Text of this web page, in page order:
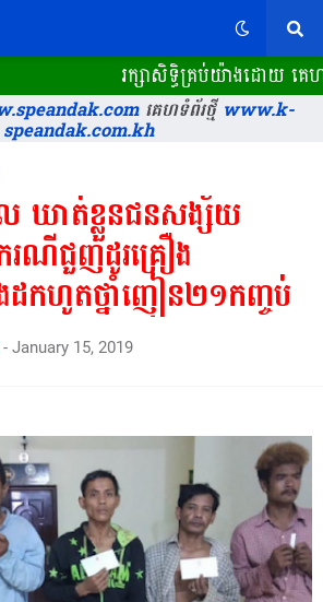
រក្សាសិទ្ធិគ្រប់យ៉ាងដោយ គ
គេហទំព័រថ្មីwww.k-
speandak.com.kh
ល ឃាត់ខ្លួនជនសង្ស័យ
រណីជួញដូរគ្រឿង
កហូតថ្នាំញៀន២១កញ្ចប់
- January 15, 2019